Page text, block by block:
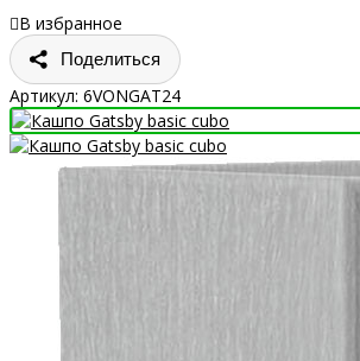
В избранное
Поделиться
Артикул: 6VONGAT24